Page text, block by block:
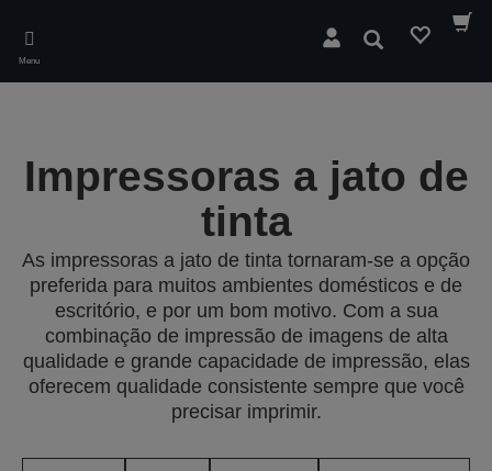
main
content
Menu
Pesquisar
Impressoras a jato de
tinta
As impressoras a jato de tinta tornaram-se a opção
preferida para muitos ambientes domésticos e de
escritório, e por um bom motivo. Com a sua
combinação de impressão de imagens de alta
qualidade e grande capacidade de impressão, elas
oferecem qualidade consistente sempre que você
precisar imprimir.